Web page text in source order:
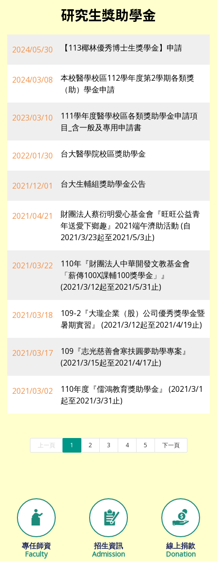
研究生獎助學金
2024/05/30 【113椰林優秀博士生獎學金】申請
2024/03/08
本校醫學校區112學年度第2學期各類獎
（助）學金申請
2023/03/10
111學年度醫學校區各類獎助學金申請項
目_含一般及專用申請書
2022/01/30 台大醫學院校區獎助學金
2021/12/01 台大生輔組獎助學金公告
2021/04/21
財團法人蔡衍明愛心基金會『旺旺公益青
年送愛下鄉趣』2021端午濟助活動 (自
2021/3/23起至2021/5/3止)
2021/03/22
110年『財團法人中華開發文教基金會
「薪傳100X課輔100獎學金」』
(2021/3/12起至2021/5/31止)
2021/03/18
109-2『大瓏企業（股）公司優秀獎學金暨
暑期實習』 (2021/3/12起至2021/4/19止)
2021/03/17
109『志光慈善會寒扶圓夢助學專案』
(2021/3/15起至2021/4/17止)
2021/03/02
110年度『儒鴻教育獎助學金』 (2021/3/1
起至2021/3/31止)
上一頁 1 2 3 4 5 下一頁
專任師資
Faculty
招生資訊
Admission
線上捐款
Donation